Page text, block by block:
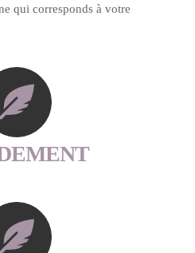
qui corresponds à votre